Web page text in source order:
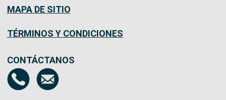
MAPA DE SITIO
TÉRMINOS Y CONDICIONES
CONTÁCTANOS